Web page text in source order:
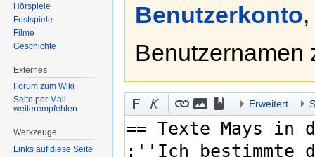
Benutzerkonto
Benutzernamen
Erweitert
Hörspiele
Festspiele
Filme
Geschichte
Externes
Forum zum Wiki
Seite per Mail
weiterempfehlen
Werkzeuge
Links auf diese Seite